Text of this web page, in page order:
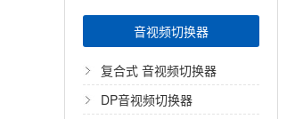
音视频切换器
复合式 音视频切换器
DP音视频切换器